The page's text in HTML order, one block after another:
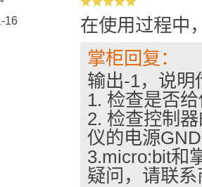
16
在使用过程中
掌柜回复：
输出-1，说明
1. 检查是否
2. 检查控制
仪的电源
3.micro:bit和
疑问，请联